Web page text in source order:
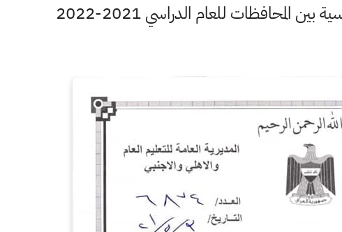
المحافظات للعام الدراسي 2021-2022